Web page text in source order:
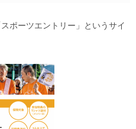
ポーツエントリー」というサイ